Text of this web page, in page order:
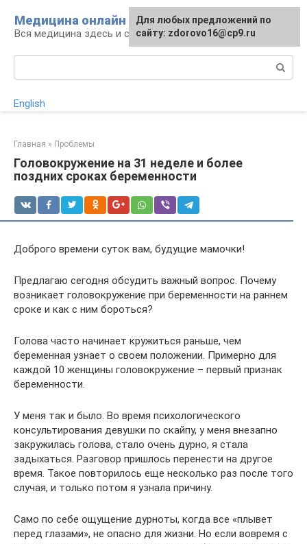
контенту
Медицина онлайн
Вся медицина здесь и сейчас
English
Главная » Проблемы
Головокружение на 31 неделе и более
поздних сроках беременности
Доброго времени суток вам, будущие мамочки!
Предлагаю сегодня обсудить важный вопрос. Почему
возникает головокружение при беременности на раннем
сроке и как с ним бороться?
Голова часто начинает кружиться раньше, чем
беременная узнает о своем положении. Примерно для
каждой 10 женщины головокружение – первый признак
беременности.
У меня так и было. Во время психологического
консультирования девушки по скайпу, у меня внезапно
закружилась голова, стало очень дурно, я стала
задыхаться. Разговор пришлось перенести на другое
время. Такое повторилось еще несколько раз после того
случая, и только потом я узнала причину.
Само по себе ощущение дурноты, когда все «плывет
перед глазами», не опасно для жизни. Но если вовремя с
Для любых предложений по
сайту: zdorovo16@cp9.ru